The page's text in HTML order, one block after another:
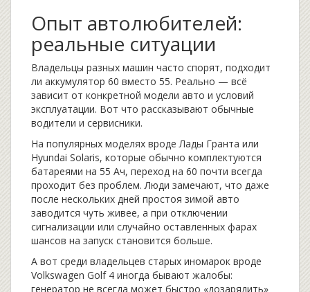
Опыт автолюбителей:
реальные ситуации
Владельцы разных машин часто спорят, подходит
ли аккумулятор 60 вместо 55. Реально — всё
зависит от конкретной модели авто и условий
эксплуатации. Вот что рассказывают обычные
водители и сервисники.
На популярных моделях вроде Лады Гранта или
Hyundai Solaris, которые обычно комплектуются
батареями на 55 Ач, переход на 60 почти всегда
проходит без проблем. Люди замечают, что даже
после нескольких дней простоя зимой авто
заводится чуть живее, а при отключении
сигнализации или случайно оставленных фарах
шансов на запуск становится больше.
А вот среди владельцев старых иномарок вроде
Volkswagen Golf 4 иногда бывают жалобы:
генератор не всегда может быстро «дозарядить»